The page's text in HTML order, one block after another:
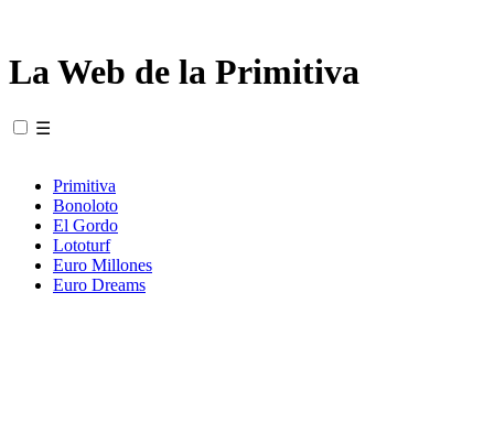
La Web de la Primitiva
☰
Primitiva
Bonoloto
El Gordo
Lototurf
Euro Millones
Euro Dreams